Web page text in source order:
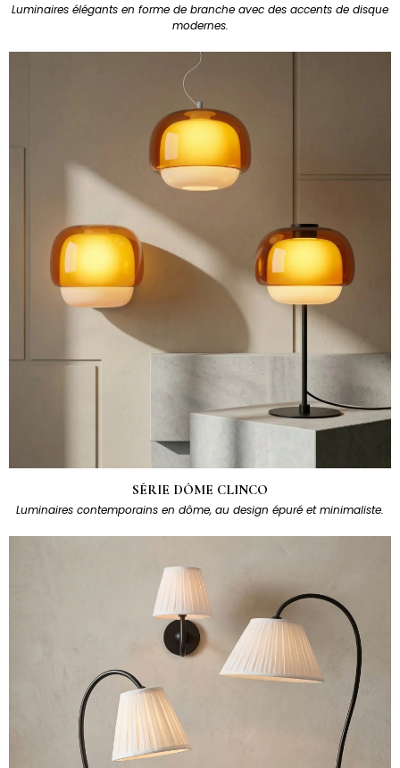
Luminaires élégants en forme de branche avec des accents de disque
modernes.
SÉRIE DÔME CLINCO
Luminaires contemporains en dôme, au design épuré et minimaliste.